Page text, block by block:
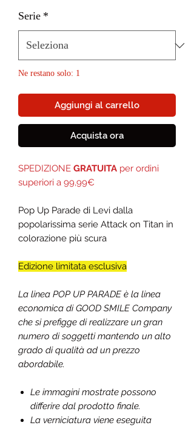
Serie *
Ne restano solo: 1
Aggiungi al carrello
Acquista ora
SPEDIZIONE GRATUITA per ordini
superiori a 99,99€
Pop Up Parade di Levi dalla
popolarissima serie Attack on Titan in
colorazione più scura
Edizione limitata esclusiva
La linea POP UP PARADE è la linea
economica di GOOD SMILE Company
che si prefigge di realizzare un gran
numero di soggetti mantendo un alto
grado di qualità ad un prezzo
abordabile.
Le immagini mostrate possono
differire dal prodotto finale.
La verniciatura viene eseguita